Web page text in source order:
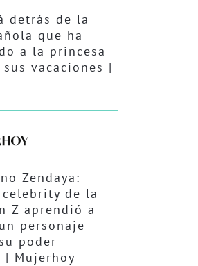
detrás de la
que ha
a la princesa
vacaciones |
Zendaya:
de la
Z aprendió a
personaje
poder
Mujerhoy